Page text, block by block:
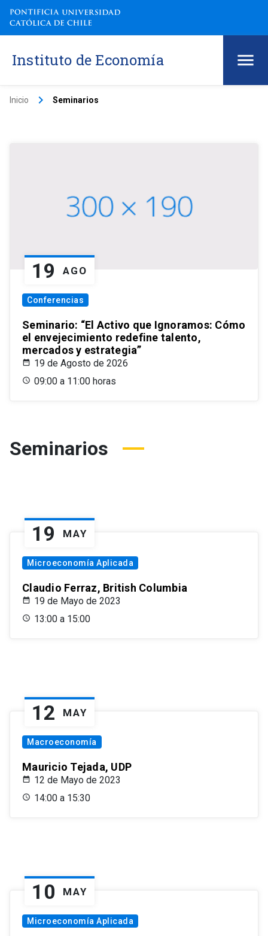
Instituto de Economía
Inicio keyboard_arrow_right Seminarios
19 AGO
Conferencias
Seminario: “El Activo que Ignoramos: Cómo
el envejecimiento redefine talento,
mercados y estrategia”
19 de Agosto de 2026
09:00 a 11:00 horas
Seminarios
19 MAY
Microeconomía Aplicada
Claudio Ferraz, British Columbia
19 de Mayo de 2023
13:00 a 15:00
12 MAY
Macroeconomía
Mauricio Tejada, UDP
12 de Mayo de 2023
14:00 a 15:30
10 MAY
Microeconomía Aplicada